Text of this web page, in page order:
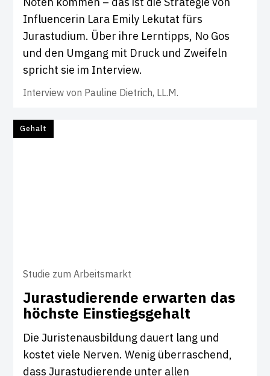
Influencerin Lara Emily Lekutat fürs
Jurastudium. Über ihre Lerntipps, No Gos
und den Umgang mit Druck und Zweifeln
spricht sie im Interview.
Interview von Pauline Dietrich, LL.M.
Gehalt
Studie zum Arbeitsmarkt
Jura­stu­die­rende erwarten das
höchste Ein­s­tiegs­ge­halt
Die Juristenausbildung dauert lang und
kostet viele Nerven. Wenig überraschend,
dass Jurastudierende unter allen